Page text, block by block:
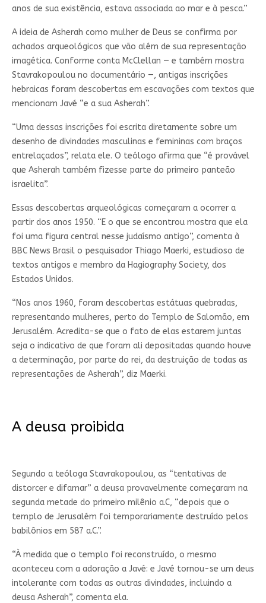
anos de sua existência, estava associada ao mar e à pesca.”
A ideia de Asherah como mulher de Deus se confirma por
achados arqueológicos que vão além de sua representação
imagética. Conforme conta McClellan — e também mostra
Stavrakopoulou no documentário —, antigas inscrições
hebraicas foram descobertas em escavações com textos que
mencionam Javé “e a sua Asherah”.
“Uma dessas inscrições foi escrita diretamente sobre um
desenho de divindades masculinas e femininas com braços
entrelaçados”, relata ele. O teólogo afirma que “é provável
que Asherah também fizesse parte do primeiro panteão
israelita”.
Essas descobertas arqueológicas começaram a ocorrer a
partir dos anos 1950. “E o que se encontrou mostra que ela
foi uma figura central nesse judaísmo antigo”, comenta à
BBC News Brasil o pesquisador Thiago Maerki, estudioso de
textos antigos e membro da Hagiography Society, dos
Estados Unidos.
“Nos anos 1960, foram descobertas estátuas quebradas,
representando mulheres, perto do Templo de Salomão, em
Jerusalém. Acredita-se que o fato de elas estarem juntas
seja o indicativo de que foram ali depositadas quando houve
a determinação, por parte do rei, da destruição de todas as
representações de Asherah”, diz Maerki.
A deusa proibida
Segundo a teóloga Stavrakopoulou, as “tentativas de
distorcer e difamar” a deusa provavelmente começaram na
segunda metade do primeiro milênio a.C, “depois que o
templo de Jerusalém foi temporariamente destruído pelos
babilônios em 587 a.C.”.
“À medida que o templo foi reconstruído, o mesmo
aconteceu com a adoração a Javé: e Javé tornou-se um deus
intolerante com todas as outras divindades, incluindo a
deusa Asherah”, comenta ela.